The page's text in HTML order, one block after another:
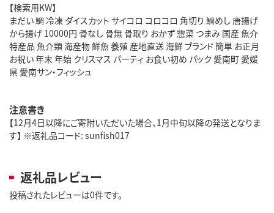
【検索用KW】
まだい 鯛 冷凍 ダイスカット サイコロ コロコロ 角切り 鯛めし 唐揚げ
から揚げ 10000円 骨なし 骨無 骨取り おかず 惣菜 つまみ 国産 魚介
特産品 魚介類 海産物 鮮魚 養殖 産地直送 海鮮 ブランド 簡単 お正月
お祝い 年末 年始 クリスマス パーティ お食い初め パック 愛南町 愛媛
県 愛南サン・フィッシュ
注意書き
【12月4日以降にご寄附いただいた場合、1月中旬以降の発送となりま
す】 ※返礼品コード: sunfish017
返礼品レビュー
投稿されたレビューは0件です。